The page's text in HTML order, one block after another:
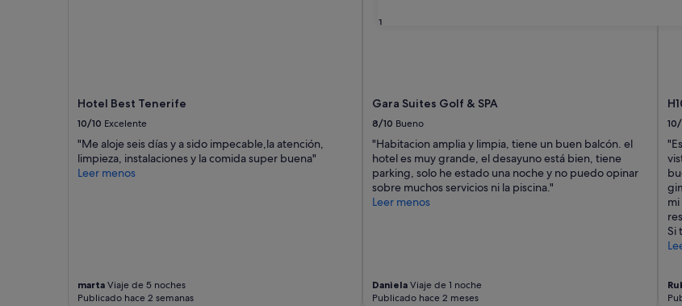
31
Hotel Best Tenerife
10/10 Excelente
"Me aloje seis días y a sido impecable,la atención,
limpieza, instalaciones y la comida super buena"
Leer menos
marta Viaje de 5 noches
Publicado hace 2 semanas
Gara Suites Golf & SPA
8/10 Bueno
"Habitacion amplia y limpia, tiene un buen balcón. el
hotel es muy grande, el desayuno está bien, tiene
parking, solo he estado una noche y no puedo opinar
sobre muchos servicios ni la piscina."
Leer menos
Daniela Viaje de 1 noche
Publicado hace 2 meses
Si